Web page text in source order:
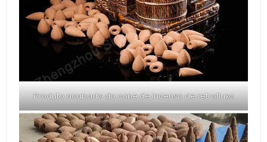
Produto acabado do cone de incenso de retrofluxo